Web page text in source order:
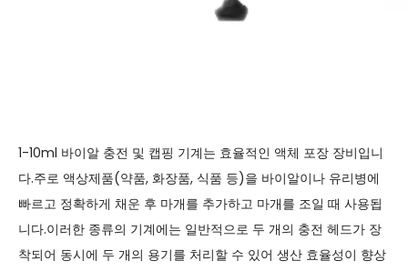
1-10ml 바이알 충전 및 캡핑 기계는 효율적인 액체 포장 장비입니
다.주로 액상제품(약품, 화장품, 식품 등)을 바이알이나 유리병에
빠르고 정확하게 채운 후 마개를 추가하고 마개를 조일 때 사용됩
니다.이러한 종류의 기계에는 일반적으로 두 개의 충전 헤드가 장
착되어 동시에 두 개의 용기를 처리할 수 있어 생산 효율성이 향상